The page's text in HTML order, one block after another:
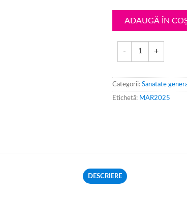
ADAUGĂ ÎN
Categorii: Sanatate
Etichetă: MAR2025
DESCRIERE